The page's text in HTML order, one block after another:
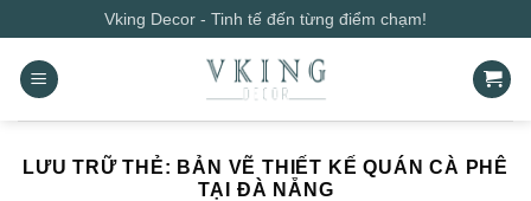
qua
nội
dung
Vking Decor - Tinh tế đến từng điểm chạm!
LƯU TRỮ THẺ: BẢN VẼ THIẾT KẾ QUÁN CÀ PHÊ
TẠI ĐÀ NẴNG